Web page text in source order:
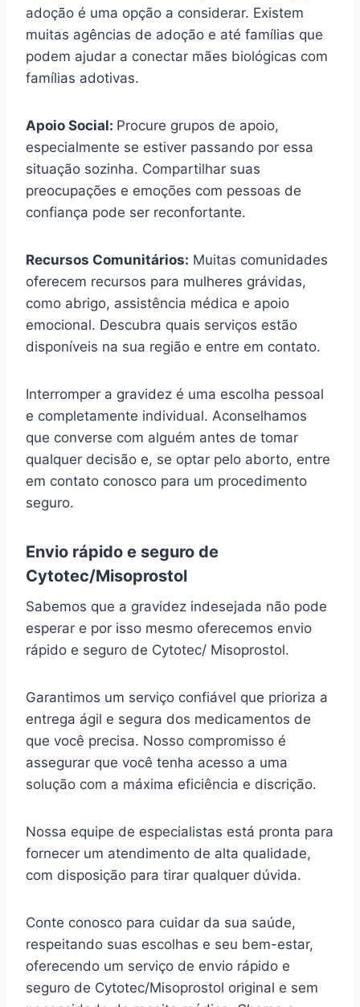
adoção é uma opção a considerar. Existem
muitas agências de adoção e até famílias que
podem ajudar a conectar mães biológicas com
famílias adotivas.
Apoio Social: Procure grupos de apoio,
especialmente se estiver passando por essa
situação sozinha. Compartilhar suas
preocupações e emoções com pessoas de
confiança pode ser reconfortante.
Recursos Comunitários: Muitas comunidades
oferecem recursos para mulheres grávidas,
como abrigo, assistência médica e apoio
emocional. Descubra quais serviços estão
disponíveis na sua região e entre em contato.
Interromper a gravidez é uma escolha pessoal
e completamente individual. Aconselhamos
que converse com alguém antes de tomar
qualquer decisão e, se optar pelo aborto, entre
em contato conosco para um procedimento
seguro.
Envio rápido e seguro de
Cytotec/Misoprostol
Sabemos que a gravidez indesejada não pode
esperar e por isso mesmo oferecemos envio
rápido e seguro de Cytotec/ Misoprostol.
Garantimos um serviço confiável que prioriza a
entrega ágil e segura dos medicamentos de
que você precisa. Nosso compromisso é
assegurar que você tenha acesso a uma
solução com a máxima eficiência e discrição.
Nossa equipe de especialistas está pronta para
fornecer um atendimento de alta qualidade,
com disposição para tirar qualquer dúvida.
Conte conosco para cuidar da sua saúde,
respeitando suas escolhas e seu bem-estar,
oferecendo um serviço de envio rápido e
seguro de Cytotec/Misoprostol original e sem